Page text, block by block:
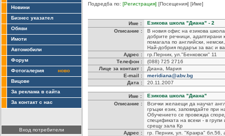
Новини
Бизнес указател
Обяви
Имоти
Автомобили
Форум
Фотогалерия
ново
Вицове
За реклама в сайта
За контакт с нас
Вход потребители
Подредба по: [Регистрация] [Посещения] [Име]
Име :
Езикова школа "Диана" - 2
Описание :
В новия офис на езикова
добрите речници, адаптирани
помагала по английски,
Най-добрия подарък за вас и
Адрес :
гр.Перник, ул."Бенковски" 11
Телефон :
(088) 725 2716
Лице за контакт :
Диана, Мария
E-mail :
meridiana@abv.bg
Дата :
20.11.2007
Име :
Езикова школа "Диана"
Описание :
Всички желаещи да научат
гръцки език, заповядайте при
Обучението се провежда
спецификата на всеки - в
срещу зала Кр
Адрес :
гр. Перник, ул. "Кракра" бл.56,